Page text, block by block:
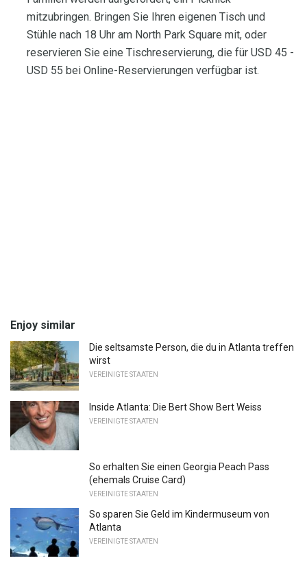
mitzubringen. Bringen Sie Ihren eigenen Tisch und
Stühle nach 18 Uhr am North Park Square mit, oder
reservieren Sie eine Tischreservierung, die für USD 45 -
USD 55 bei Online-Reservierungen verfügbar ist.
Enjoy similar
Die seltsamste Person, die du in Atlanta treffen
wirst
VEREINIGTE STAATEN
Inside Atlanta: Die Bert Show Bert Weiss
VEREINIGTE STAATEN
So erhalten Sie einen Georgia Peach Pass
(ehemals Cruise Card)
VEREINIGTE STAATEN
So sparen Sie Geld im Kindermuseum von
Atlanta
VEREINIGTE STAATEN